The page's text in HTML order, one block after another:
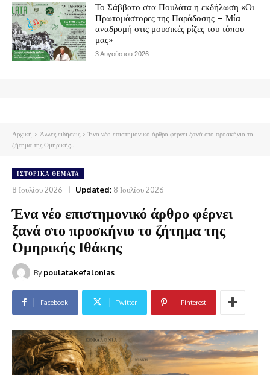
Το Σάββατο στα Πουλάτα η εκδήλωση «Οι
Πρωτομάστορες της Παράδοσης – Μία
αναδρομή στις μουσικές ρίζες του τόπου
μας»
3 Αυγούστου 2026